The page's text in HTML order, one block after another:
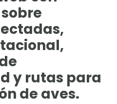
y rutas para
de aves.